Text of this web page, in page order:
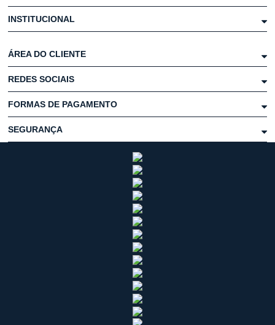
INSTITUCIONAL
ÁREA DO CLIENTE
REDES SOCIAIS
FORMAS DE PAGAMENTO
SEGURANÇA